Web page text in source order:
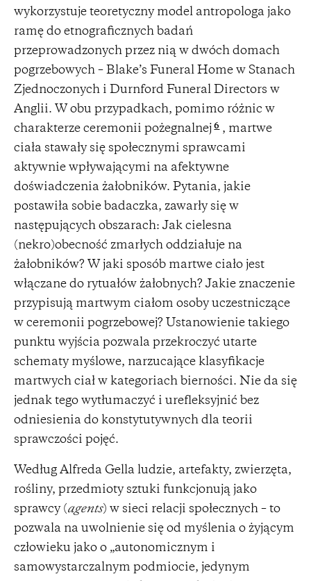
wykorzystuje teoretyczny model antropologa jako
ramę do etnograficznych badań
przeprowadzonych przez nią w dwóch domach
pogrzebowych – Blake’s Funeral Home w Stanach
Zjednoczonych i Durnford Funeral Directors w
Anglii. W obu przypadkach, pomimo różnic w
charakterze ceremonii pożegnalnej 6 , martwe
ciała stawały się społecznymi sprawcami
aktywnie wpływającymi na afektywne
doświadczenia żałobników. Pytania, jakie
postawiła sobie badaczka, zawarły się w
następujących obszarach: Jak cielesna
(nekro)obecność zmarłych oddziałuje na
żałobników? W jaki sposób martwe ciało jest
włączane do rytuałów żałobnych? Jakie znaczenie
przypisują martwym ciałom osoby uczestniczące
w ceremonii pogrzebowej? Ustanowienie takiego
punktu wyjścia pozwala przekroczyć utarte
schematy myślowe, narzucające klasyfikacje
martwych ciał w kategoriach bierności. Nie da się
jednak tego wytłumaczyć i urefleksyjnić bez
odniesienia do konstytutywnych dla teorii
sprawczości pojęć.
Według Alfreda Gella ludzie, artefakty, zwierzęta,
rośliny, przedmioty sztuki funkcjonują jako
sprawcy (agents) w sieci relacji społecznych – to
pozwala na uwolnienie się od myślenia o żyjącym
człowieku jako o „autonomicznym i
samowystarczalnym podmiocie, jedynym